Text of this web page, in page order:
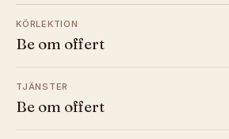
KÖRLEKTION
Be om offert
TJÄNSTER
Be om offert